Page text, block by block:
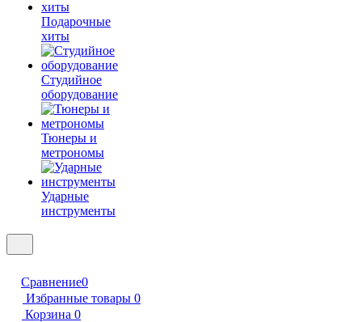
Подарочные
хиты
Студийное
оборудование
Тюнеры и
метрономы
Ударные
инструменты
Сравнение0
Избранные товары 0
Корзина 0